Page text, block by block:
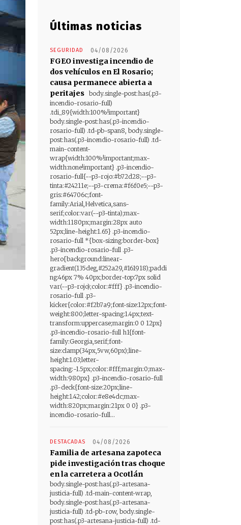
Últimas noticias
SEGURIDAD 04/08/2026
FGEO investiga incendio de
dos vehículos en El Rosario;
causa permanece abierta a
peritajes body.single-post:has(.p3-
incendio-rosario-full)
.tdi_89{width:100%!important}
body.single-post:has(.p3-incendio-
rosario-full) .td-pb-span8, body.single-
post:has(.p3-incendio-rosario-full) .td-
main-content-
wrap{width:100%!important;max-
width:none!important} .p3-incendio-
rosario-full{--p3-rojo:#b72d28;--p3-
tinta:#24211e;--p3-crema:#f6f0e5;--p3-
gris:#64706c;font-
family:Arial,Helvetica,sans-
serif;color:var(--p3-tinta);max-
width:1180px;margin:28px auto
52px;line-height:1.65} .p3-incendio-
rosario-full *{box-sizing:border-box}
.p3-incendio-rosario-full .p3-
hero{background:linear-
gradient(135deg,#252a29,#161918);paddi
ng:46px 7% 40px;border-top:7px solid
var(--p3-rojo);color:#fff} .p3-incendio-
rosario-full .p3-
kicker{color:#f2b7a9;font-size:12px;font-
weight:800;letter-spacing:1.4px;text-
transform:uppercase;margin:0 0 12px}
.p3-incendio-rosario-full h1{font-
family:Georgia,serif;font-
size:clamp(34px,5vw,60px);line-
height:1.03;letter-
spacing:-1.5px;color:#fff;margin:0;max-
width:980px} .p3-incendio-rosario-full
.p3-deck{font-size:20px;line-
height:1.42;color:#e8e4dc;max-
width:820px;margin:21px 0 0} .p3-
incendio-rosario-full...
DESTACADAS 04/08/2026
Familia de artesana zapoteca
pide investigación tras choque
en la carretera a Ocotlán
body.single-post:has(.p3-artesana-
justicia-full) .td-main-content-wrap,
body.single-post:has(.p3-artesana-
justicia-full) .td-pb-row, body.single-
post:has(.p3-artesana-justicia-full) .td-